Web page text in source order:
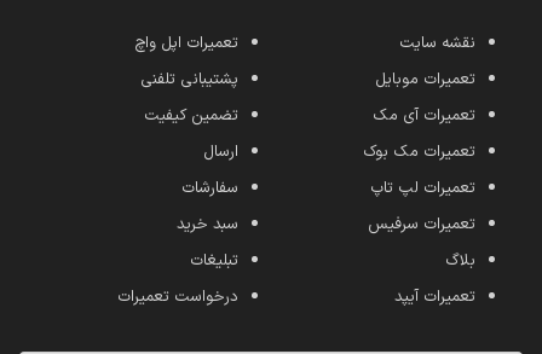
نقشه سایت
تعمیرات موبایل
تعمیرات آی مک
تعمیرات مک بوک
تعمیرات لپ تاپ
تعمیرات سرفیس
بلاگ
تعمیرات آیپد
تعمیرات اپل واچ
پشتیبانی تلفنی
تضمین کیفیت
ارسال
سفارشات
سبد خرید
تبلیغات
درخواست تعمیرات